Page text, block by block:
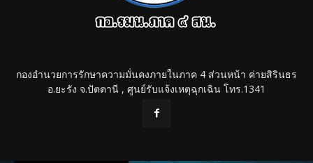
กองอำนวยการรักษาความมั่นคงภายในภาค 4 ส่วนหน้า ค่ายสิรินธร
อ.ยะรัง จ.ปัตตานี , ศูนย์รับแจ้งเหตุฉุกเฉิน โทร.1341